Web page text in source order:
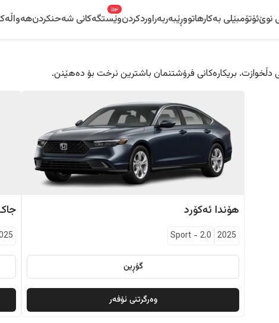
نوێئۆتۆمبێلی بەکارهاتووڕێبەربەراوردکردنوێستگەکانی شەحنکردن
نوێ
دڵخوازت. بریکارەکانی فرۆشتنمان باشترین نرخت بۆ دەهێنن.
هۆندا ئەکۆرد
2025
Sport - 2.0
گۆڕین
وەرگرتنی ئۆفەر